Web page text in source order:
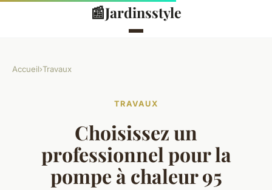
📰Jardinsstyle
Accueil›Travaux
TRAVAUX
Choisissez un
professionnel pour la
pompe à chaleur 95